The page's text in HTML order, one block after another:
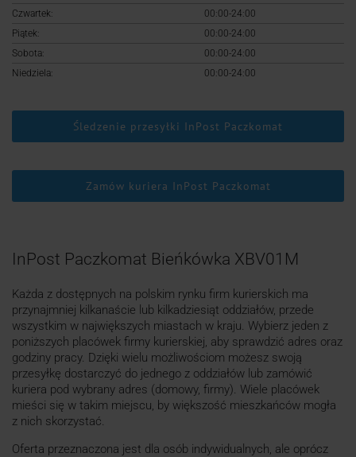
Czwartek:
00:00-24:00
Piątek:
00:00-24:00
Sobota:
00:00-24:00
Niedziela:
00:00-24:00
Śledzenie przesyłki InPost Paczkomat
Zamów kuriera InPost Paczkomat
InPost Paczkomat Bieńkówka XBV01M
Każda z dostępnych na polskim rynku firm kurierskich ma
przynajmniej kilkanaście lub kilkadziesiąt oddziałów, przede
wszystkim w największych miastach w kraju. Wybierz jeden z
poniższych placówek firmy kurierskiej, aby sprawdzić adres oraz
godziny pracy. Dzięki wielu możliwościom możesz swoją
przesyłkę dostarczyć do jednego z oddziałów lub zamówić
kuriera pod wybrany adres (domowy, firmy). Wiele placówek
mieści się w takim miejscu, by większość mieszkańców mogła
z nich skorzystać.
Oferta przeznaczona jest dla osób indywidualnych, ale oprócz